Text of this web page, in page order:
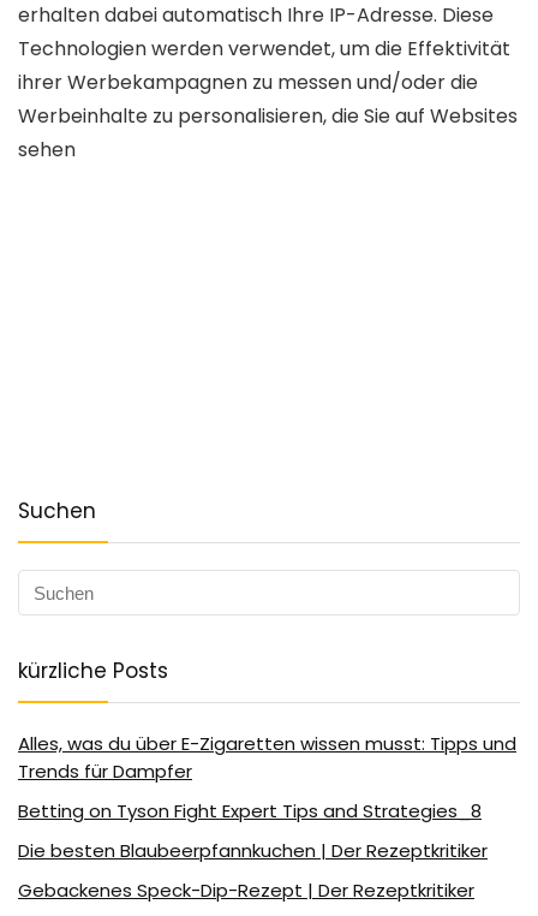
erhalten dabei automatisch Ihre IP-Adresse. Diese
Technologien werden verwendet, um die Effektivität
ihrer Werbekampagnen zu messen und/oder die
Werbeinhalte zu personalisieren, die Sie auf Websites
sehen
Suchen
kürzliche Posts
Alles, was du über E-Zigaretten wissen musst: Tipps und
Trends für Dampfer
Betting on Tyson Fight Expert Tips and Strategies_8
Die besten Blaubeerpfannkuchen | Der Rezeptkritiker
Gebackenes Speck-Dip-Rezept | Der Rezeptkritiker